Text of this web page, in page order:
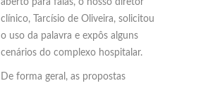
clínico, Tarcísio de Oliveira, solicitou
o uso da palavra e expôs alguns
cenários do complexo hospitalar.
De forma geral, as propostas